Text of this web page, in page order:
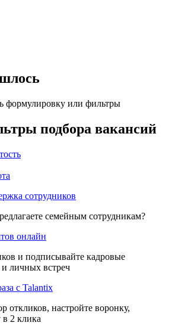
формулировку или фильтры
подбора вакансий
сотрудников
семейным сотрудникам?
онлайн
и подписывайте кадровые
личных встреч
с Talantix
откликов, настройте воронку,
в 2 клика